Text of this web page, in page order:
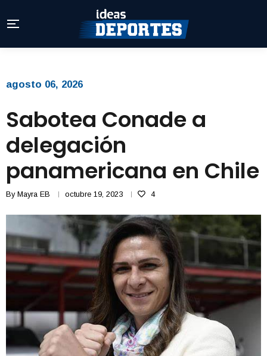
agosto 06, 2026
Sabotea Conade a
delegación
panamericana en Chile
By Mayra EB octubre 19, 2023 4